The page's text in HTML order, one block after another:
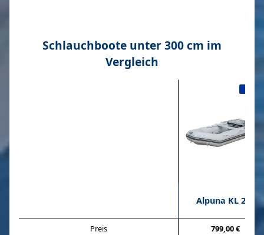
Schlauchboote unter 300 cm im
Vergleich
Alpuna KL 290
Preis
799,00 €